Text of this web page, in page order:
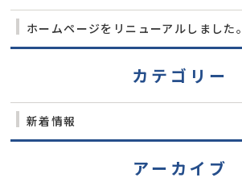
ホームページをリニューアルしました。
カテゴリー
新着情報
アーカイブ